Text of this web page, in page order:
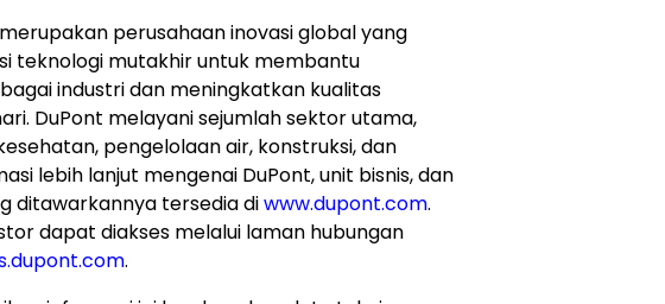
merupakan perusahaan inovasi global yang
teknologi mutakhir untuk membantu
industri dan meningkatkan kualitas
DuPont melayani sejumlah sektor utama,
pengelolaan air, konstruksi, dan
lebih lanjut mengenai DuPont, unit bisnis, dan
ditawarkannya tersedia diwww.dupont.com.
dapat diakses melalui laman hubungan
.